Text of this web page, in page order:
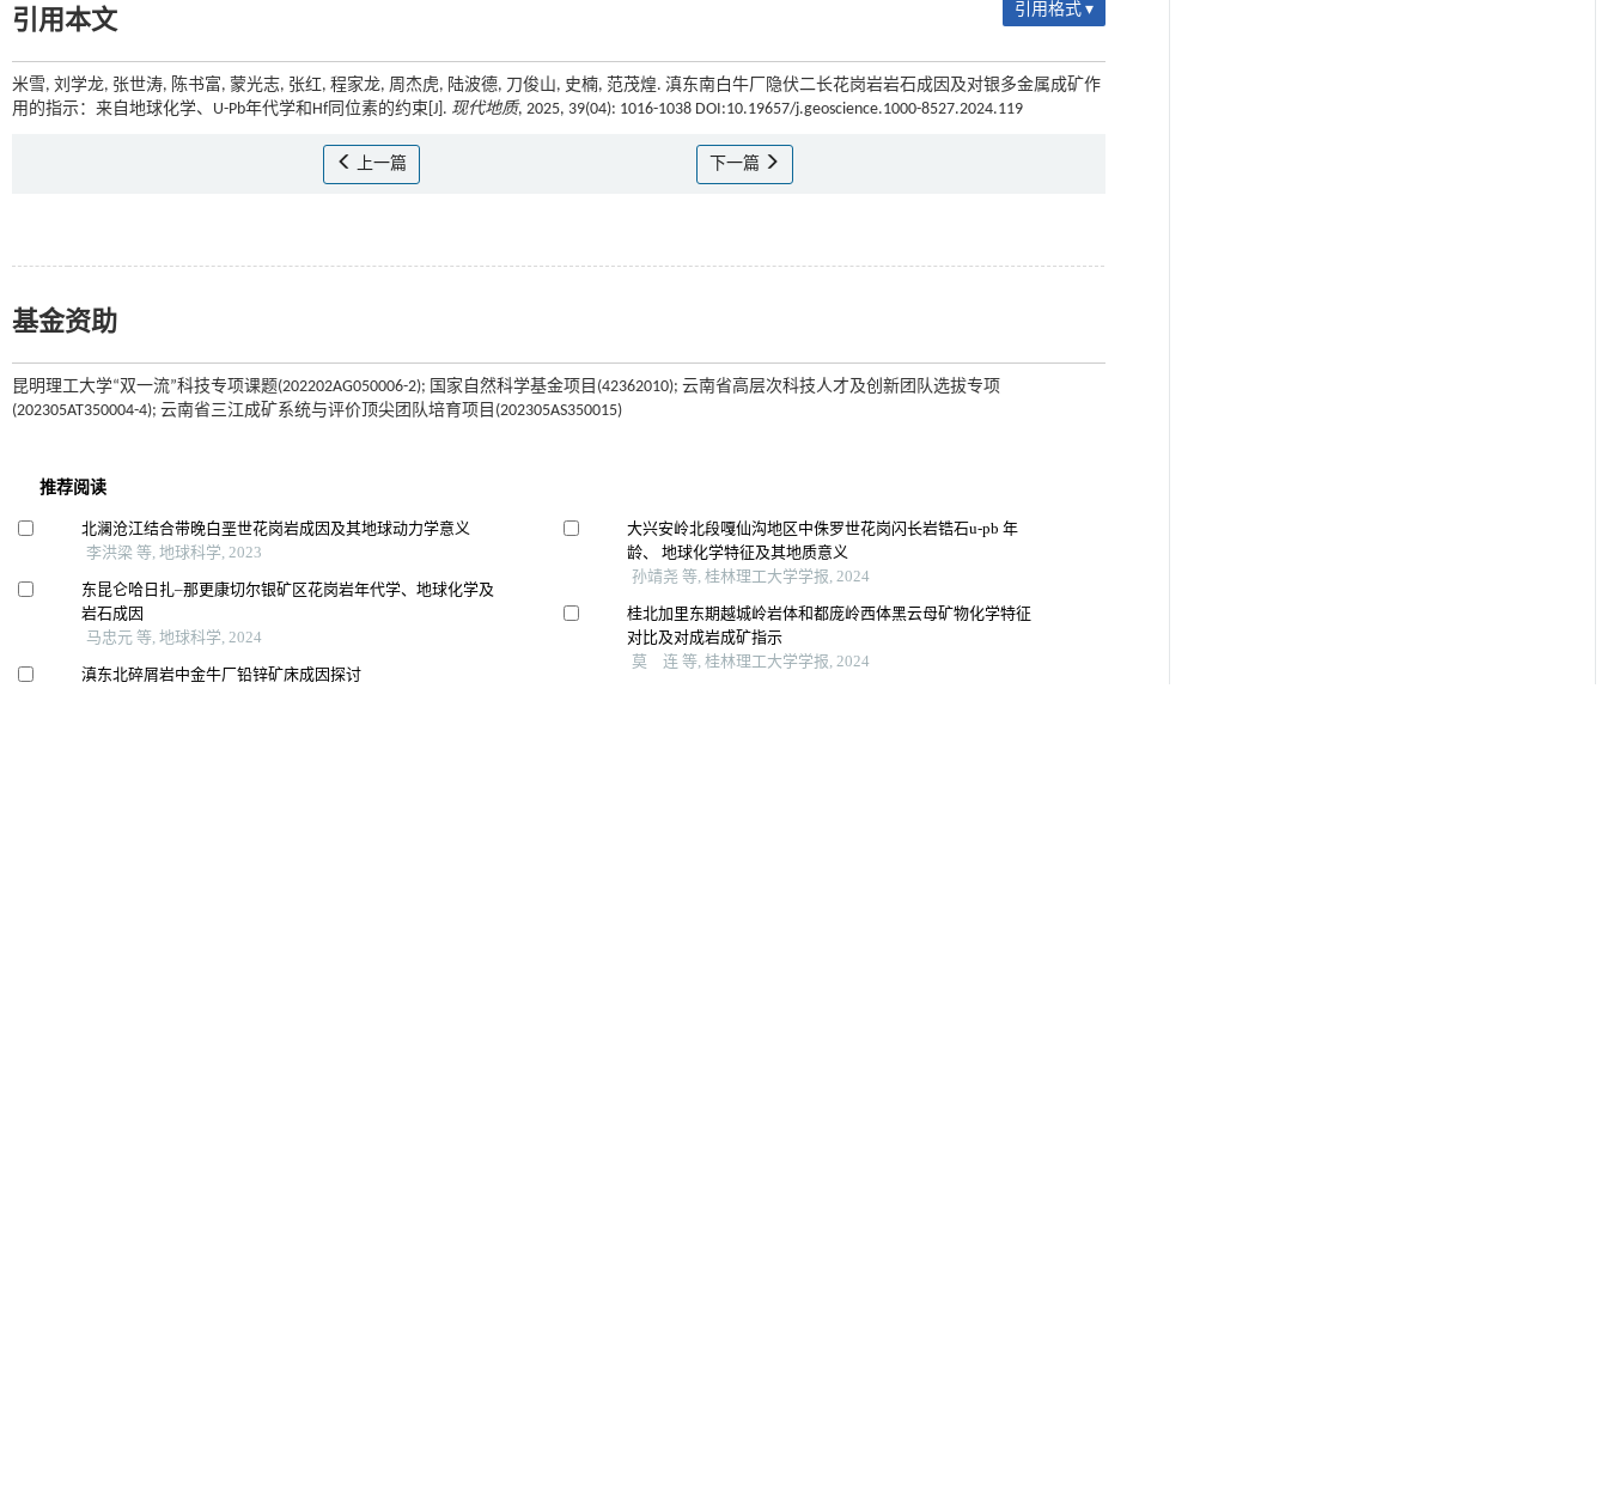
引用本文 引用格式 ▾
米雪, 刘学龙, 张世涛, 陈书富, 蒙光志, 张红, 程家龙, 周杰虎, 陆波德, 刀俊山, 史楠, 范茂煌. 滇东南白牛厂隐伏二长花岗岩岩石成因及对银多金属成矿作
用的指示：来自地球化学、U-Pb年代学和Hf同位素的约束[J]. 现代地质, 2025, 39(04): 1016-1038 DOI:10.19657/j.geoscience.1000-8527.2024.119
上一篇 下一篇
基金资助
昆明理工大学“双一流”科技专项课题(202202AG050006-2); 国家自然科学基金项目(42362010); 云南省高层次科技人才及创新团队选拔专项
(202305AT350004-4); 云南省三江成矿系统与评价顶尖团队培育项目(202305AS350015)